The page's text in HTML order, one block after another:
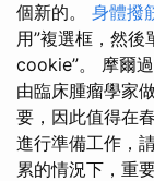
個新的。 身體撥
用”複選框，然後
cookie”。 摩爾
由臨床腫瘤學家
要，因此值得在
進行準備工作，
累的情況下，重